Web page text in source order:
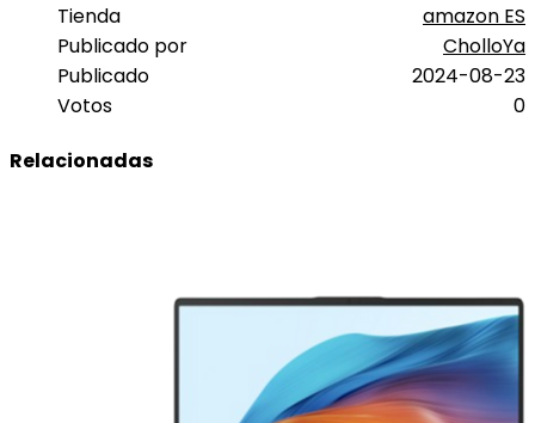
Tienda
amazon ES
Publicado por
CholloYa
Publicado
2024-08-23
Votos
0
Relacionadas